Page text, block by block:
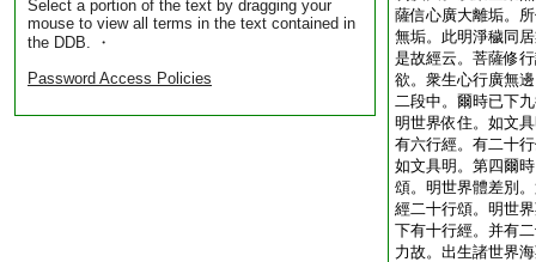
Select a portion of the text by dragging your
mouse to view all terms in the text contained in
the DDB. ・
Password Access Policies
薩信心廣大離垢。
無垢。此明淨穢同
是故經云。菩薩修
欲。衆生心行廣無
二段中。爾時已下
明世界依住。如文
有六行經。有二十
如文具明。第四爾
頌。明世界體差別
經二十行頌。明世
下有十行經。并有
力故。出生諸世界